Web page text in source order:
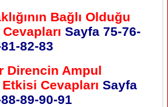
Bağlı Olduğu
Sayfa 75-76-
82-83
Direncin Ampul
Etkisi Cevapları Sayfa
89-90-91